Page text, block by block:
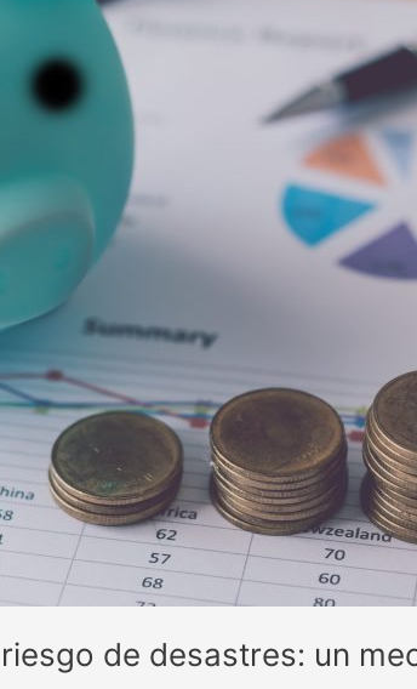
de desastres: un